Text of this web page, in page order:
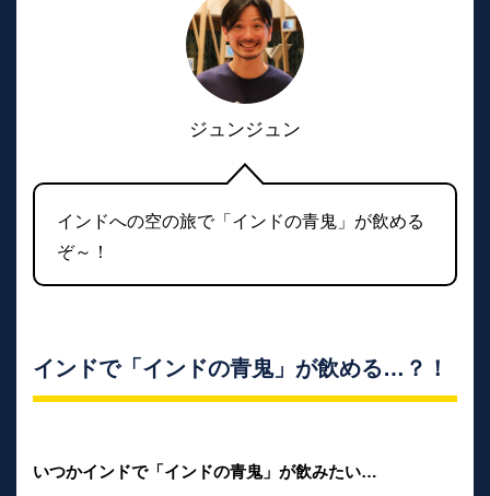
ジュンジュン
インドへの空の旅で「インドの青鬼」が飲める
ぞ～！
インドで「インドの青鬼」が飲める…？！
いつかインドで「インドの青鬼」が飲みたい…